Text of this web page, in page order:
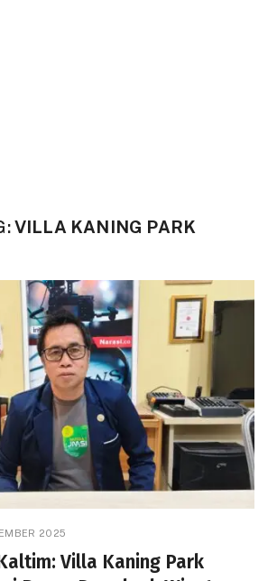
VILLA KANING PARK
2025
Villa Kaning Park